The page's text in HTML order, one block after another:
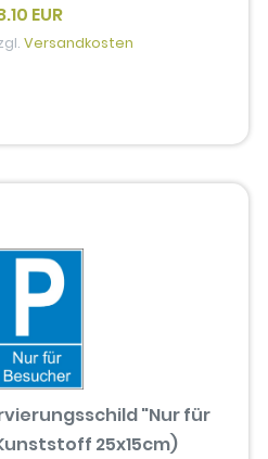
EUR
Versandkosten
"Nur für
25x15cm)